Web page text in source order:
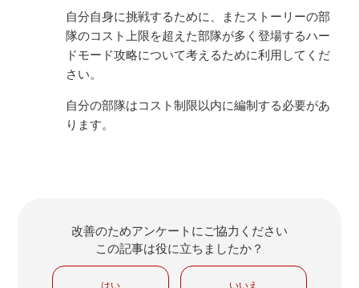
自分自身に挑戦するために、またストーリーの部
隊のコスト上限を超えた部隊が多く登場するハー
ドモード攻略について考えるために利用してくだ
さい。
自分の部隊はコスト制限以内に編制する必要があ
ります。
改善のためアンケートにご協力ください
この記事は役に立ちましたか？
はい いいえ